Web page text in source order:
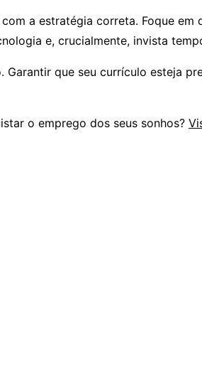
a estratégia correta. Foque
e, crucialmente, invista
que seu currículo esteja
o emprego dos seus sonhos?